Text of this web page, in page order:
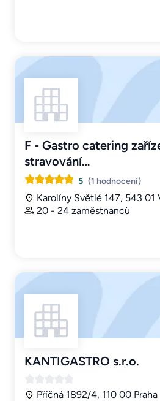
F - Gastro catering
stravování…
5 (1 hodnocení)
Karolíny Světlé 147, 543 01
20 - 24 zaměstnanců
KANTIGASTRO s.r.o.
Příčná 1892/4, 110 00 Praha